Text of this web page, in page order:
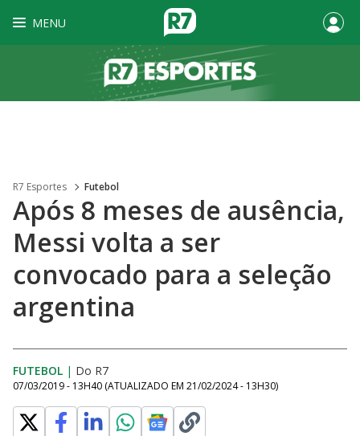
MENU
R7 Esportes Futebol
Após 8 meses de ausência,
Messi volta a ser
convocado para a seleção
argentina
FUTEBOL | Do R7
07/03/2019 - 13H40 (ATUALIZADO EM 21/02/2024 - 13H30)